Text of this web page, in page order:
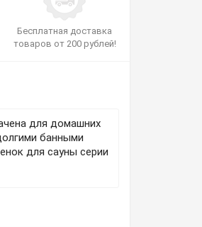
Бесплатная доставка
товаров от 200 рублей!
для домашних
банными
для сауны серии